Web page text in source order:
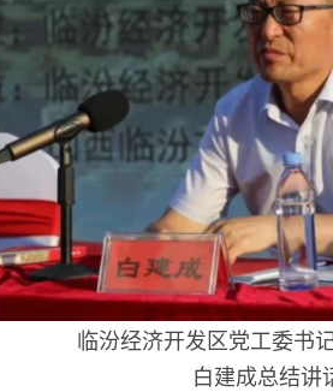
临汾经济开发区党工委书
白建成总结讲